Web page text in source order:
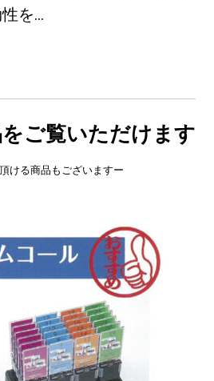
を…
ご覧いただけます
ける商品もございますー